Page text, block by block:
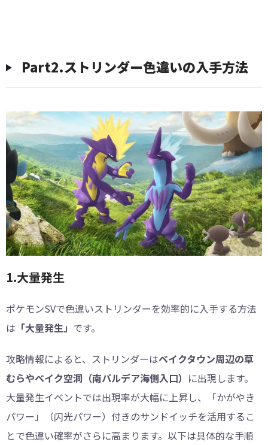
Part2.ストリンダー色違いの入手方法
1.大量発生
ポケモンSVで色違いストリンダーを効率的に入手する方法
は 「大量発生」 です。
攻略情報によると、ストリンダーはベイクタウン周辺の草
むらやベイク空洞（南パルデア海側入口） に出現します。
大量発生イベントでは出現率が大幅に上昇し、「かがやき
パワー」（闪光パワー）付きのサンドイッチを活用するこ
とで色違い確率がさらに高まります。以下は具体的な手順